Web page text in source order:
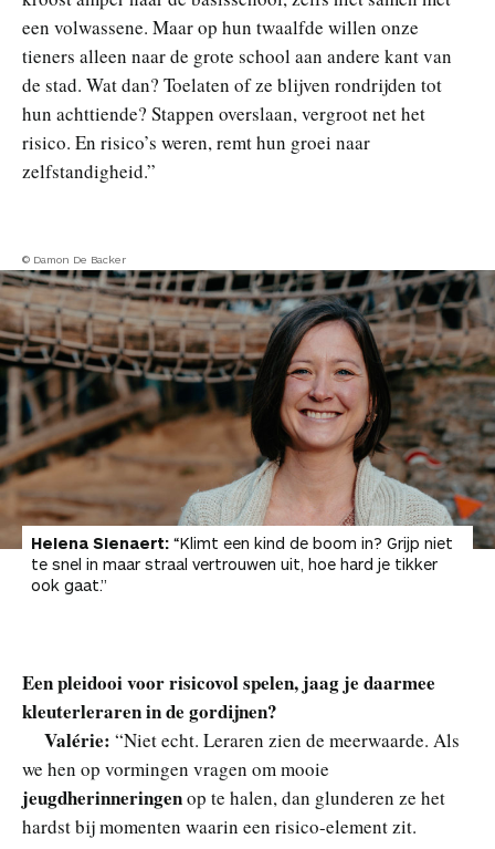
een volwassene. Maar op hun twaalfde willen onze
tieners alleen naar de grote school aan andere kant van
de stad. Wat dan? Toelaten of ze blijven rondrijden tot
hun achttiende? Stappen overslaan, vergroot net het
risico. En risico’s weren, remt hun groei naar
zelfstandigheid.”
© Damon De Backer
Helena Sienaert: “Klimt een kind de boom in? Grijp niet
te snel in maar straal vertrouwen uit, hoe hard je tikker
ook gaat.”
Een pleidooi voor risicovol spelen, jaag je daarmee
kleuterleraren in de gordijnen?
Valérie: “Niet echt. Leraren zien de meerwaarde. Als
we hen op vormingen vragen om mooie
jeugdherinneringenop te halen, dan glunderen ze het
hardst bij momenten waarin een risico-element zit.